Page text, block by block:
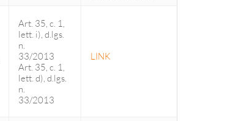
Art. 35, c. 1,
lett. i), d.lgs.
n.
33/2013
Art. 35, c. 1,
lett. d), d.lgs.
n.
33/2013
LINK